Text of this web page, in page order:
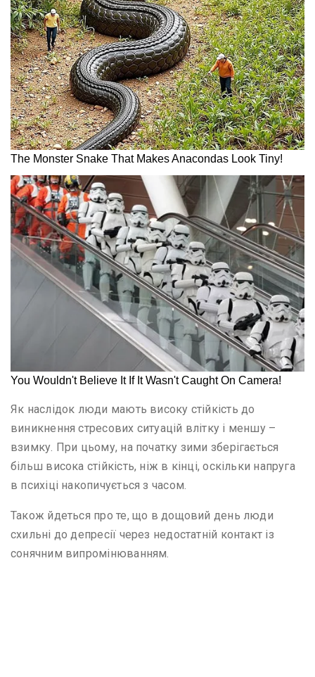
Як наслідок люди мають високу стійкість до
виникнення стресових ситуацій влітку і меншу –
взимку. При цьому, на початку зими зберігається
більш висока стійкість, ніж в кінці, оскільки напруга
в психіці накопичується з часом.
Також йдеться про те, що в дощовий день люди
схильні до депресії через недостатній контакт із
сонячним випромінюванням.